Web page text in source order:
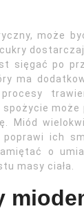
może
sięgać po
ma
ich
o
masy ciała.